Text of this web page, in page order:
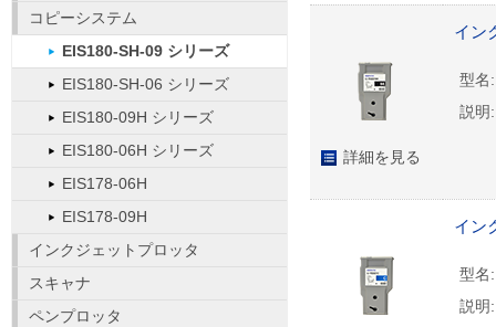
詳細を見る
イン
型名:
説明:
イン
型名:
説明:
コピーシステム
EIS180-SH-09 シリーズ
EIS180-SH-06 シリーズ
EIS180-09H シリーズ
EIS180-06H シリーズ
EIS178-06H
EIS178-09H
インクジェットプロッタ
スキャナ
ペンプロッタ